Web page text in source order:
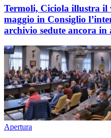
Termoli, Ciciola illustra il
maggio in Consiglio
archivio sedute ancora in
Apertura